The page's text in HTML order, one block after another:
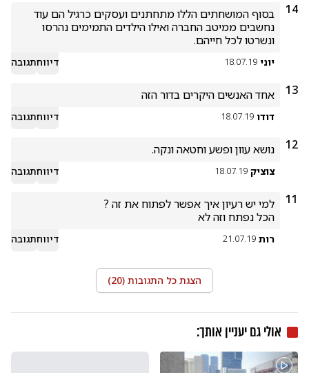
14
ונשרטו לכל חייהם.
יוני 18.07.19 דיווחתגובה
13 אחד האנשים היקרים בדור הזה
דודו 18.07.19 דיווחתגובה
12 נושא עוון ופשע וחטאה ונקה.
צוציק 18.07.19 דיווחתגובה
11
הכל נפתח וזה לא
רות 21.07.19 דיווחתגובה
הצגת כל התגובות (20
)
אולי גם יעניין אותך: